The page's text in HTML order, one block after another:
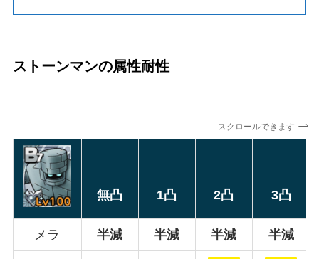
ストーンマンの属性耐性
スクロールできます
無凸 1凸 2凸 3凸
メラ 半減 半減 半減 半減